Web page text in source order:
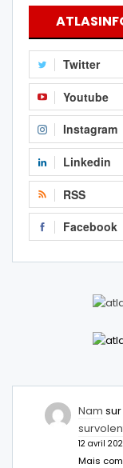
Twitter
Youtube
Instagram
Linkedin
RSS
Facebook
Nam
12 avril
Mais